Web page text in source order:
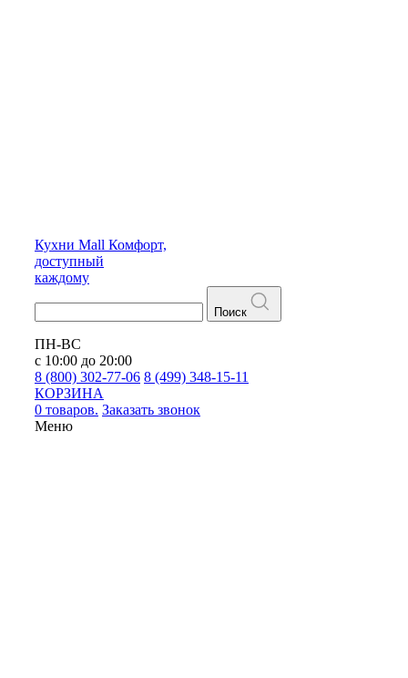
Кухни Mall Комфорт,
доступный
каждому
Поиск
ПН-ВС
с 10:00 до 20:00
8 (800) 302-77-06 8 (499) 348-15-11
КОРЗИНА
0 товаров. Заказать звонок
Меню